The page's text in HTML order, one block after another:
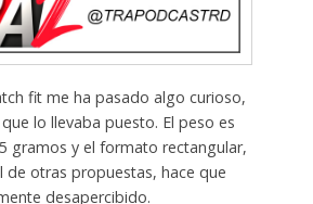
fit me ha pasado algo curioso,
lo llevaba puesto. El peso es
gramos y el formato rectangular,
de otras propuestas, hace que
desapercibido.